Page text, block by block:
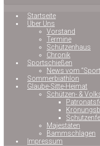
Startseite
Über Uns
Vorstand
Termine
Schützenhaus
Chronik
Sportschießen
News vom
Sommerbiathlon
Glaube-Sitte-Heimat
Schützen- &
Majestäten
Bammschlagen
Impressum